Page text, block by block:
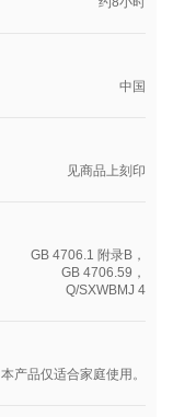
中国
见商品上刻印
GB 4706.1 附录B，
GB 4706.59，
Q/SXWBMJ 4
本产品仅适合家庭使用。